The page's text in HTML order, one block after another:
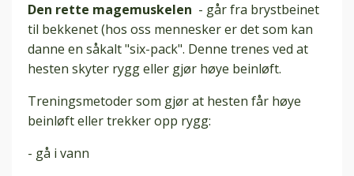
Den rette magemuskelen - går fra brystbeinet
til bekkenet (hos oss mennesker er det som kan
danne en såkalt "six-pack". Denne trenes ved at
hesten skyter rygg eller gjør høye beinløft.
Treningsmetoder som gjør at hesten får høye
beinløft eller trekker opp rygg:
- gå i vann